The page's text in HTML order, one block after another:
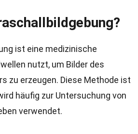
ist eine medizinische
nutzt, um Bilder des
zu erzeugen. Diese Methode ist
häufig zur Untersuchung von
verwendet.